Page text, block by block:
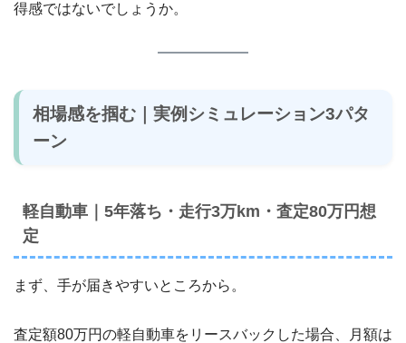
得感ではないでしょうか。
相場感を掴む｜実例シミュレーション3パタ
ーン
軽自動車｜5年落ち・走行3万km・査定80万円想
定
まず、手が届きやすいところから。
査定額80万円の軽自動車をリースバックした場合、月額は